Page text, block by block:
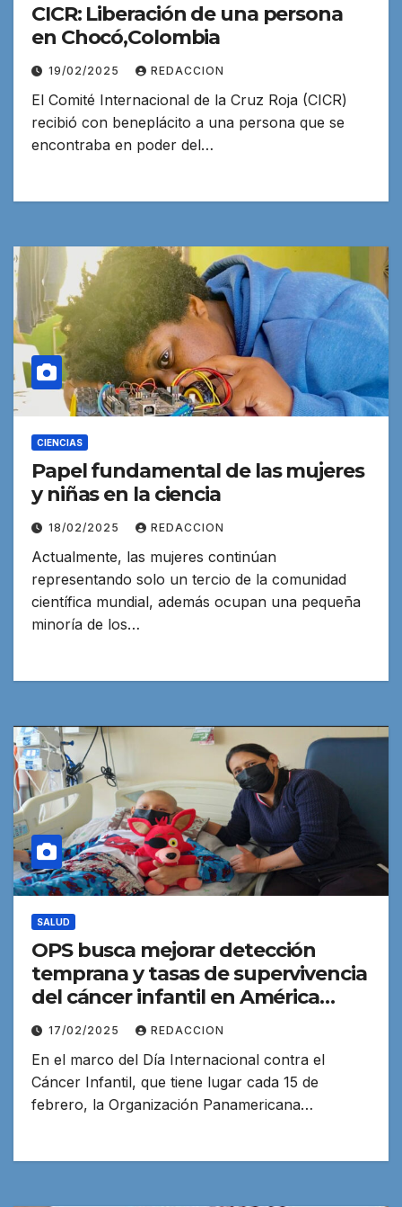
CICR: Liberación de una persona
en Chocó,Colombia
19/02/2025 REDACCION
El Comité Internacional de la Cruz Roja (CICR)
recibió con beneplácito a una persona que se
encontraba en poder del…
CIENCIAS
Papel fundamental de las mujeres
y niñas en la ciencia
18/02/2025 REDACCION
Actualmente, las mujeres continúan
representando solo un tercio de la comunidad
científica mundial, además ocupan una pequeña
minoría de los…
SALUD
OPS busca mejorar detección
temprana y tasas de supervivencia
del cáncer infantil en América
Latina
17/02/2025 REDACCION
En el marco del Día Internacional contra el
Cáncer Infantil, que tiene lugar cada 15 de
febrero, la Organización Panamericana…